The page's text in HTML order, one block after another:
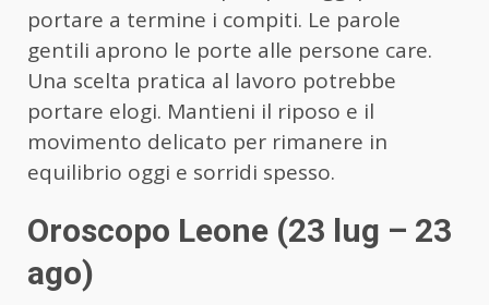
portare a termine i compiti. Le parole
gentili aprono le porte alle persone care.
Una scelta pratica al lavoro potrebbe
portare elogi. Mantieni il riposo e il
movimento delicato per rimanere in
equilibrio oggi e sorridi spesso.
Oroscopo Leone (23 lug – 23
ago)